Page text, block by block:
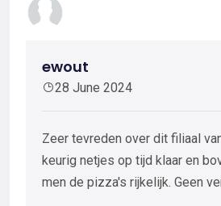
ewout
28 June 2024
Zeer tevreden over dit filiaal
keurig netjes op tijd klaar en
men de pizza's rijkelijk. Geen